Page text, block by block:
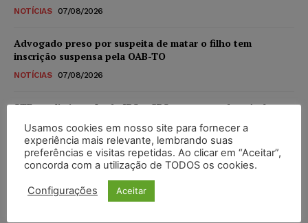
NOTÍCIAS 07/08/2026
Advogado preso por suspeita de matar o filho tem
inscrição suspensa pela OAB-TO
NOTÍCIAS 07/08/2026
STF amplia isenção de IBS e CBS na compra de veículos
níveis
DIREITO TRIBUTÁRIO 07/08/2026
Justiça do Trabalho mantém justa causa de empregado que
vendia canetas emagrecedoras no local de trabalho
Usamos cookies em nosso site para fornecer a
experiência mais relevante, lembrando suas
preferências e visitas repetidas. Ao clicar em “Aceitar”,
concorda com a utilização de TODOS os cookies.
Configurações Aceitar